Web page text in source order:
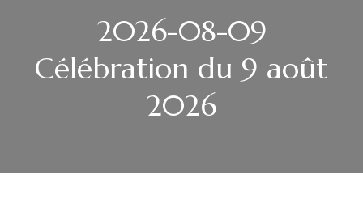
2026-08-09
Célébration du 9 août
2026